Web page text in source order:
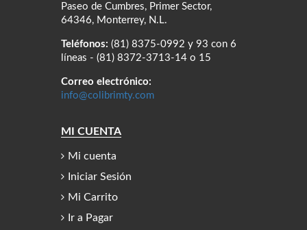
Paseo de Cumbres, Primer Sector,
64346, Monterrey, N.L.
Teléfonos: (81) 8375-0992 y 93 con 6
líneas - (81) 8372-3713-14 o 15
Correo electrónico:
info@colibrimty.com
MI CUENTA
Mi cuenta
Iniciar Sesión
Mi Carrito
Ir a Pagar